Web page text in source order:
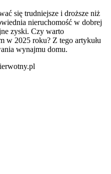
się trudniejsze i droższe niż
nieruchomość w dobrej
zyski. Czy warto
w 2025 roku? Z tego artykułu
wynajmu domu.